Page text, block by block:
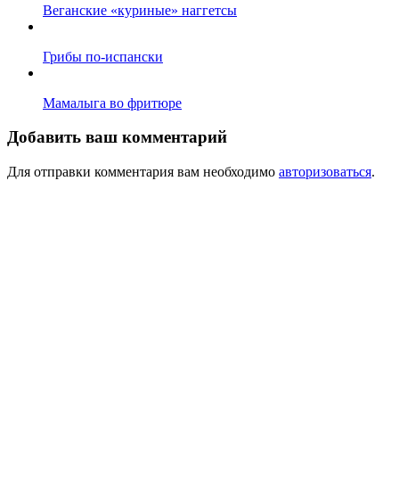
Веганские «куриные» наггетсы
Грибы по-испански
Мамалыга во фритюре
Добавить ваш комментарий
Для отправки комментария вам необходимо авторизоваться.